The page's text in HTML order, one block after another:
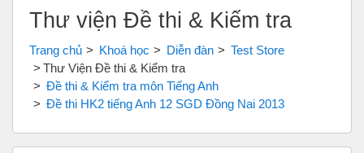
Thư viện Đề thi & Kiểm tra
Trang chủ Khoá học Diễn đàn
Test Store
Thư Viện Đề thi & Kiểm tra
Đề thi & Kiểm tra môn Tiếng Anh
Đề thi HK2 tiếng Anh 12 SGD Đồng Nai 2013